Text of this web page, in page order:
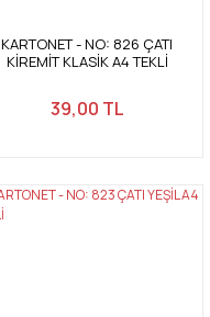
KARTONET - NO: 826 ÇATI
KİREMİT KLASİK A4 TEKLİ
39,00 TL